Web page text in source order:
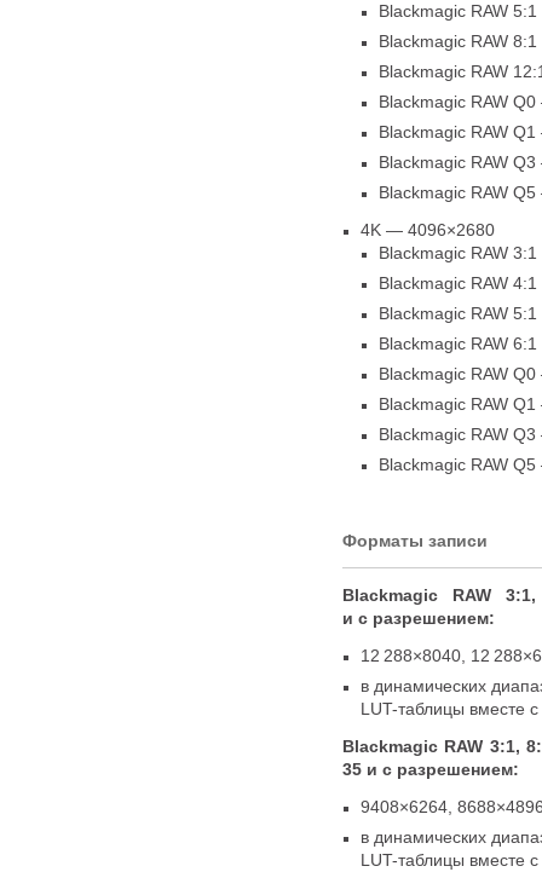
Blackmagic RAW
Blackmagic RAW
Blackmagic RAW
Blackmagic RAW
Blackmagic RAW
Blackmagic RAW
Blackmagic RAW
4K — 4096×2680
Blackmagic RAW
Blackmagic RAW
Blackmagic RAW
Blackmagic RAW
Blackmagic RAW
Blackmagic RAW
Blackmagic RAW
Blackmagic RAW
Форматы записи
Blackmagic RAW 3:1,
и с разрешением:
12 288×8040 12
в динамических
LUT-таблицы вместе
Blackmagic RAW 3:1,
35 и с разрешением:
9408×6264
в динамических
LUT-таблицы вместе